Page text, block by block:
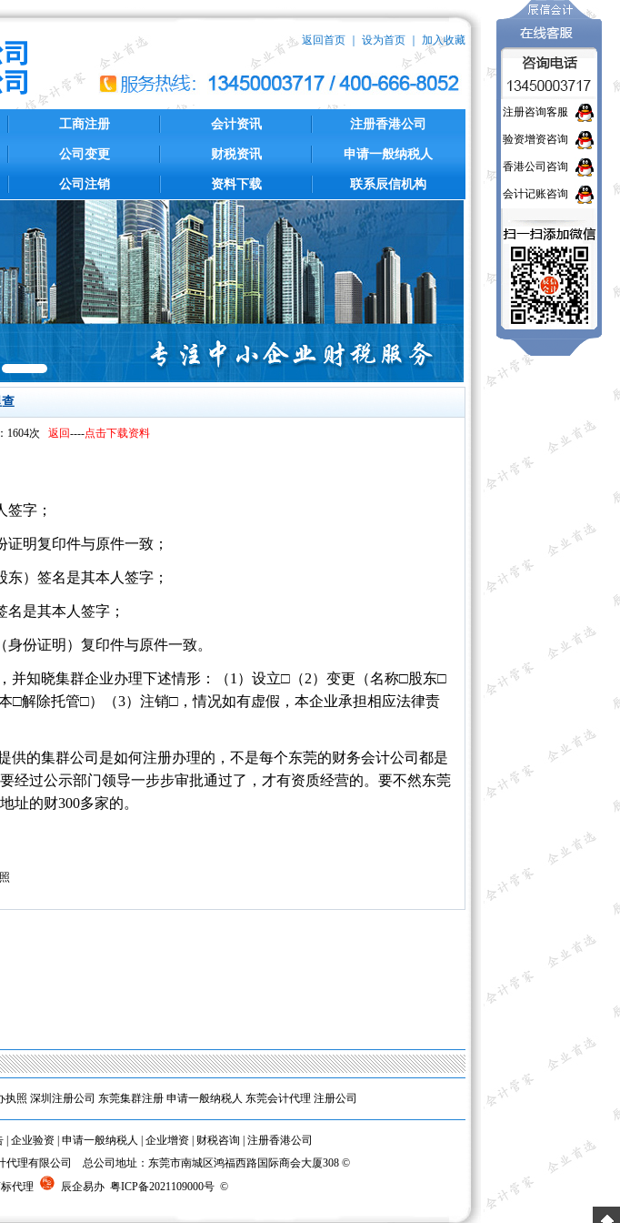
返回首页｜ 设为首页｜ 加入收藏
工商注册
公司变更
公司注销
会计资讯
财税资讯
资料下载
注册香港公司
申请一般纳税人
联系辰信机构
1604次 返回----点击下载资料
签字；
明复印件与原件一致；
）签名是其本人签字；
是其本人签字；
份证明）复印件与原件一致。
并知晓集群企业办理下述情形：（1）设立□（2）变更（名称□股东□
□解除托管□）（3）注销□，情况如有虚假，本企业承担相应法律责
供的集群公司是如何注册办理的，不是每个东莞的财务会计公司都是
经过公示部门领导一步步审批通过了，才有资质经营的。要不然东莞
址的财300多家的。
执照 深圳注册公司 东莞集群注册 申请一般纳税人 东莞会计代理 注册公司
企业验资 申请一般纳税人 企业增资 财税咨询
注册香港公司
理有限公司 总公司地址：东莞市南城区鸿福西路国际商会大厦308 ©
代理 辰企易办 粤ICP备2021109000号©
注册咨询客服
验资增资咨询
香港公司咨询
会计记账咨询